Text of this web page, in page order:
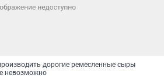
дорогие ремесленные сыры
невозможно